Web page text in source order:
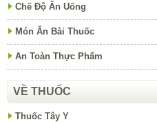
Chế Độ Ăn Uống
Món Ăn Bài Thuốc
An Toàn Thực Phẩm
VỀ THUỐC
Thuốc Tây Y